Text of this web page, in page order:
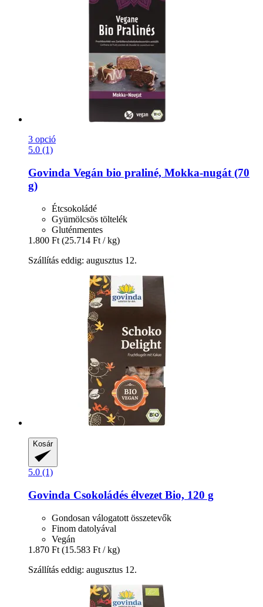
3 opció
5.0 (1)
Govinda Vegán bio praliné, Mokka-​nugát (70
g)
Étcsokoládé
Gyümölcsös töltelék
Gluténmentes
1.800 Ft (25.714 Ft / kg)
Szállítás eddig: augusztus 12.
Kosár
5.0 (1)
Govinda Csokoládés élvezet Bio, 120 g
Gondosan válogatott összetevők
Finom datolyával
Vegán
1.870 Ft (15.583 Ft / kg)
Szállítás eddig: augusztus 12.